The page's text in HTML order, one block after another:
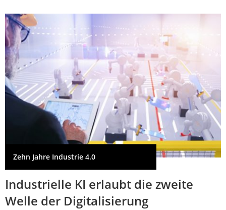
Zehn Jahre Industrie 4.0
Industrielle KI erlaubt die zweite
Welle der Digitalisierung